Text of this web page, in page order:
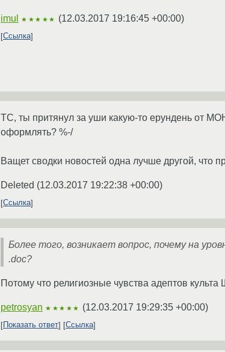
imul ★★★★★ (12.03.2017 19:16:45 +00:00)
Ссылка
ТС, ты притянул за уши какую-то ерундень от
оформлять? %-/
Ващет сводки новостей одна лучше другой, что
Deleted (12.03.2017 19:22:38 +00:00)
Ссылка
Более того, возникает вопрос, почему на
.doc?
Потому что религиозные чувства адептов
petrosyan ★★★★★ (12.03.2017 19:29:35 +00:00)
Показать ответ Ссылка